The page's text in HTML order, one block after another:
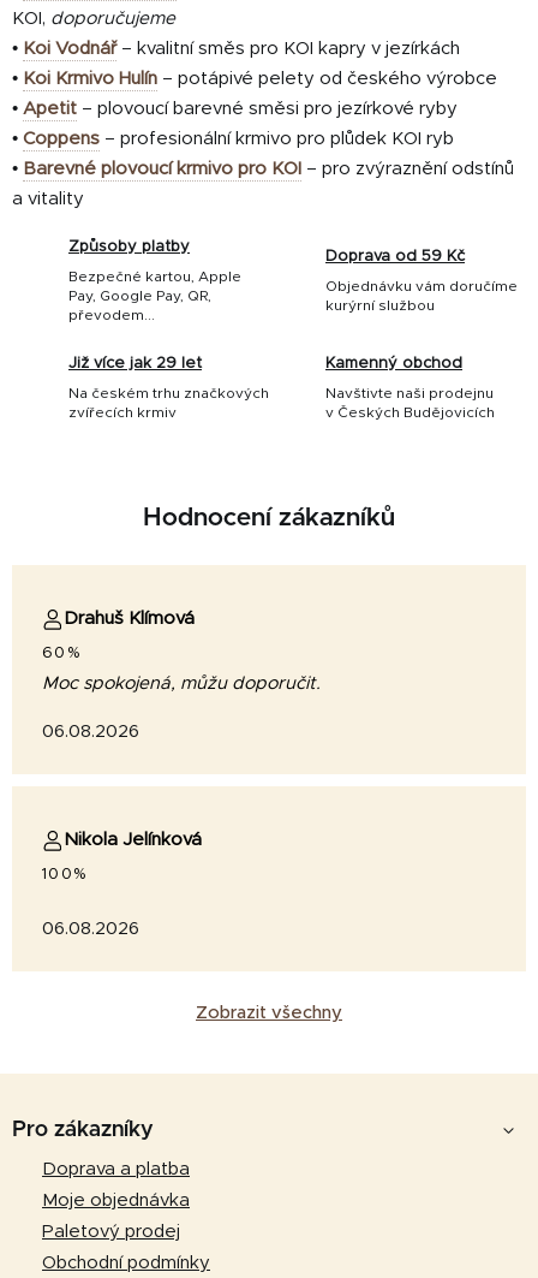
KOI, doporučujeme
• Koi Vodnář– kvalitní směs pro KOI kapry v jezírkách
• Koi Krmivo Hulín – potápivé pelety od českého výrobce
• Apetit – plovoucí barevné směsi pro jezírkové ryby
• Coppens – profesionální krmivo pro plůdek KOI ryb
• Barevné plovoucí krmivo pro KOI – pro zvýraznění odstínů
a vitality
Způsoby platby
Bezpečné kartou, Apple
Pay, Google Pay, QR,
převodem...
Doprava od 59 Kč
Objednávku vám doručíme
kurýrní službou
Již více jak 29 let
Na českém trhu značkových
zvířecích krmiv
Kamenný obchod
Navštivte naši prodejnu
v Českých Budějovicích
Hodnocení zákazníků
Drahuš Klímová
60%
Moc spokojená, můžu doporučit.
06.08.2026
Nikola Jelínková
100%
06.08.2026
Zobrazit všechny
Pro zákazníky
Doprava a platba
Moje objednávka
Paletový prodej
Obchodní podmínky